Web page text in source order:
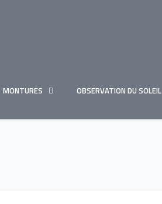
MONTURES OBSERVATION DU SOLEIL